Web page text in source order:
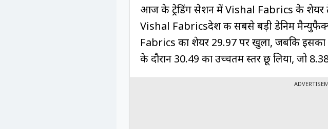
आज के ट्रेडिंग सेशन में Vishal Fabrics के शेयर
Vishal Fabricsदेश की सबसे बड़ी डेनिम
Fabrics का शेयर ₹29.97 पर खुला, जबकि इसका
के दौरान ₹30.49 का उच्चतम स्तर छू लिया, जो